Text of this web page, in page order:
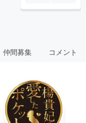
仲間募集 コメント